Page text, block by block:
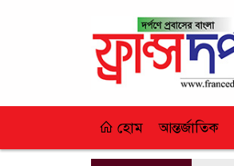
হোম আন্তর্জাতিক